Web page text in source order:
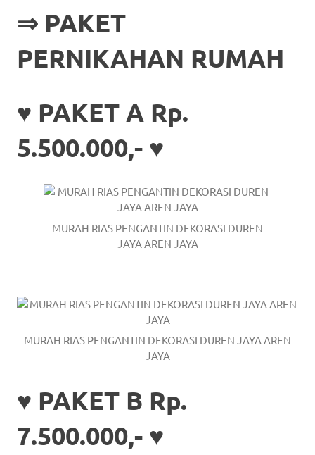
check
this
link
here
now
rolex.
content
https://
imitation
https://www.gameswatches.com
⇒ PAKET
PERNIKAHAN RUMAH
♥ PAKET A Rp.
5.500.000,- ♥
MURAH RIAS PENGANTIN DEKORASI DUREN
JAYA AREN JAYA
MURAH RIAS PENGANTIN DEKORASI DUREN JAYA AREN
JAYA
♥ PAKET B Rp.
7.500.000,- ♥